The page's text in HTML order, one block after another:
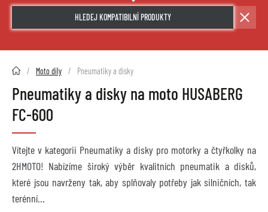
HLEDEJ KOMPATIBILNÍ PRODUKTY
2HMOTO.cz Moto díly Pneumatiky a disky
Pneumatiky a disky na moto HUSABERG
FC-600
Vítejte v kategorii Pneumatiky a disky pro motorky a čtyřkolky na
2HMOTO! Nabízíme široký výběr kvalitních pneumatik a disků,
které jsou navrženy tak, aby splňovaly potřeby jak silničních, tak
terénní